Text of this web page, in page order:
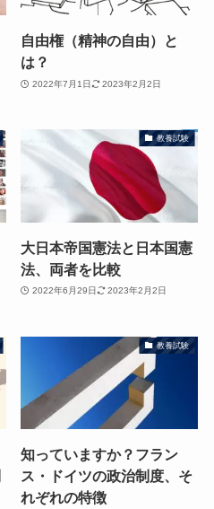
自由権（精神の自由）と
は？
2022年7月1日 2023年2月2日
教養試験
大日本帝国憲法と日本国憲
法、両者を比較
2022年6月29日 2023年2月2日
教養試験
知っていますか？フラン
ス・ドイツの政治制度、そ
れぞれの特徴